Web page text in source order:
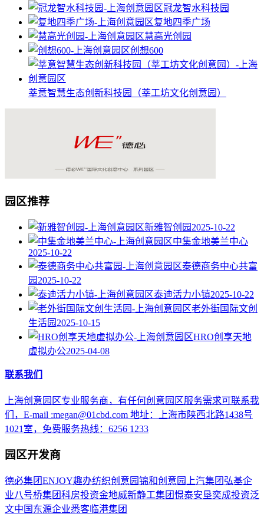
冠龙智水科技园
复地四季广场
慧高光创园
创想600
莘意智慧生态创新科技园（莘工坊文化创意园）
园区推荐
新雅智创园 2025-10-22
中集金地美兰中心
2025-10-22
泰德商务中心共富
园 2025-10-22
泰迪活力小镇2025-10-22
老外街国际文创
生活园 2025-10-15
HRO创享天地
虚拟办公2025-04-08
联系我们
上海创意园区专业服务商，有任何创意园区服务需求可联系我
们，E-mail :megan@01cbd.com 地址：上海市陕西北路1438号
1021室，免费服务热线：6256 1233
园区开发商
德必集团ENJOY趣办纺织创意园锦和创意园 上汽集团 弘基企
业八号桥集团科房投资金地威新静工集团憬泰安垦奕成投资泛
文中国 东源企业悉客 临港集团